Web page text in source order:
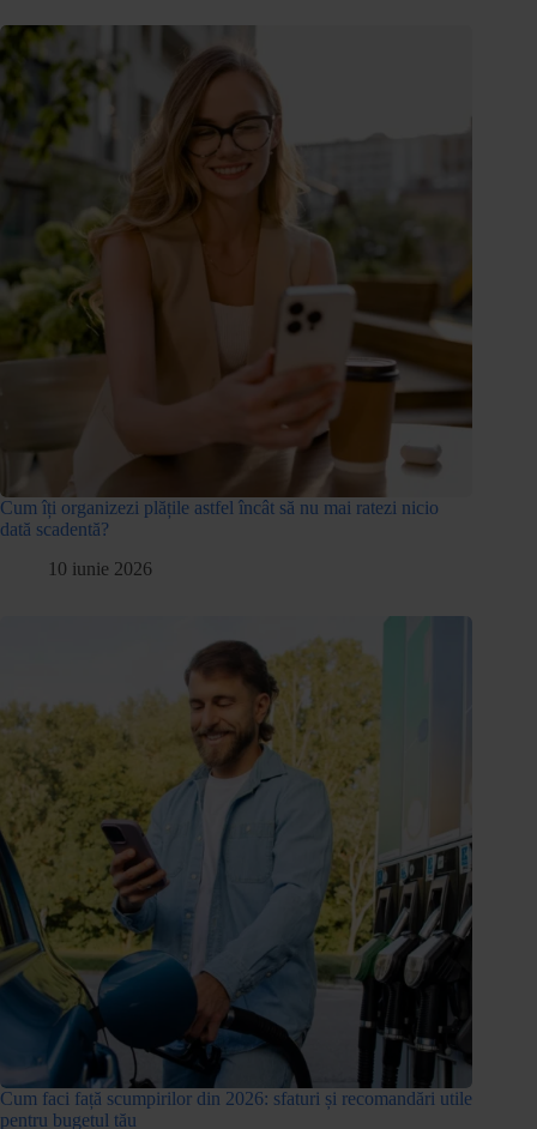
Cum îți organizezi plățile astfel încât să nu mai ratezi nicio
dată scadentă?
10 iunie 2026
Cum faci față scumpirilor din 2026: sfaturi și recomandări utile
pentru bugetul tău